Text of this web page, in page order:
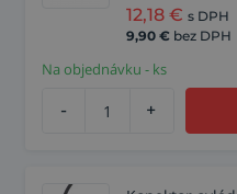
12,18 € s DPH
9,90 € bez DPH
Na objednávku - ks
- +